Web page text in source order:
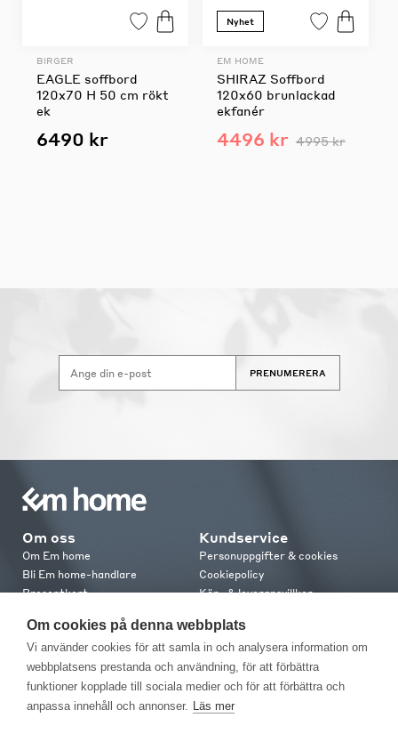
Om cookies på denna webbplats
Vi använder cookies för att samla in och analysera information om
webbplatsens prestanda och användning, för att förbättra
funktioner kopplade till sociala medier och för att förbättra och
anpassa innehåll och annonser. Läs mer
BIRGER
EAGLE soffbord
120x70 H 50 cm rökt
ek
6490 kr
Nyhet
EM HOME
SHIRAZ Soffbord
120x60 brunlackad
ekfanér
4496 kr 4995 kr
PRENUMERERA
Om oss
Om Em home
Bli Em home-handlare
Presentkort
Em home Club
Medlemsvillkor
Kundservice
Personuppgifter & cookies
Cookiepolicy
Köp- & leveransvillkor
Retur & reklamation
Kontakt
Kontakta oss